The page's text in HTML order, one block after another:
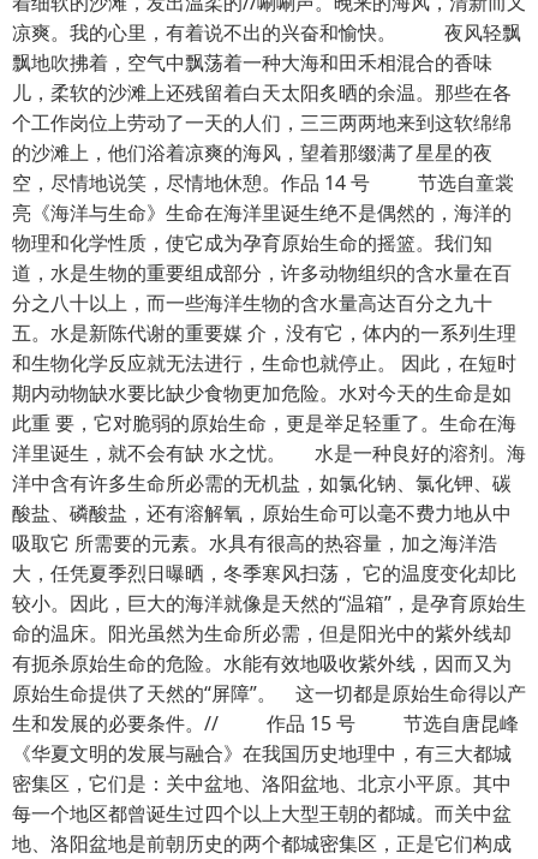
凉爽。我的心里，有着说不出的兴奋和愉快。 夜风轻飘
飘地吹拂着，空气中飘荡着一种大海和田禾相混合的香味
儿，柔软的沙滩上还残留着白天太阳炙晒的余温。那些在各
个工作岗位上劳动了一天的人们，三三两两地来到这软绵绵
的沙滩上，他们浴着凉爽的海风，望着那缀满了星星的夜
空，尽情地说笑，尽情地休憩。作品 14 号 节选自童裳
亮《海洋与生命》生命在海洋里诞生绝不是偶然的，海洋的
物理和化学性质，使它成为孕育原始生命的摇篮。我们知
道，水是生物的重要组成部分，许多动物组织的含水量在百
分之八十以上，而一些海洋生物的含水量高达百分之九十
五。水是新陈代谢的重要媒 介，没有它，体内的一系列生理
和生物化学反应就无法进行，生命也就停止。 因此，在短时
期内动物缺水要比缺少食物更加危险。水对今天的生命是如
此重 要，它对脆弱的原始生命，更是举足轻重了。生命在海
洋里诞生，就不会有缺 水之忧。 水是一种良好的溶剂。海
洋中含有许多生命所必需的无机盐，如氯化钠、氯化钾、碳
酸盐、磷酸盐，还有溶解氧，原始生命可以毫不费力地从中
吸取它 所需要的元素。水具有很高的热容量，加之海洋浩
大，任凭夏季烈日曝晒，冬季寒风扫荡， 它的温度变化却比
较小。因此，巨大的海洋就像是天然的“温箱”，是孕育原始生
命的温床。阳光虽然为生命所必需，但是阳光中的紫外线却
有扼杀原始生命的危险。水能有效地吸收紫外线，因而又为
原始生命提供了天然的“屏障”。 这一切都是原始生命得以产
生和发展的必要条件。// 作品 15 号 节选自唐昆峰
《华夏文明的发展与融合》在我国历史地理中，有三大都城
密集区，它们是：关中盆地、洛阳盆地、北京小平原。其中
每一个地区都曾诞生过四个以上大型王朝的都城。而关中盆
地、洛阳盆地是前朝历史的两个都城密集区，正是它们构成